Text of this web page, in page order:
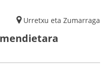
Urretxu eta Zumarraga